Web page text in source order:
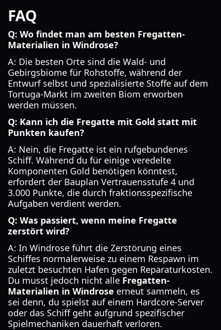
FAQ
Q: Wo findet man am besten Fregatten-
Materialien in Windrose?
A: Die besten Orte sind die Wald- und
Gebirgsbiome für Rohstoffe, während der
Entwurf selbst und spezialisierte Stoffe auf dem
Tortuga-Markt im zweiten Biom erworben
werden müssen.
Q: Kann ich die Fregatte mit Gold statt mit
Punkten kaufen?
A: Nein, die Fregatte ist ein rufgebundenes
Schiff. Während du für einige veredelte
Komponenten Gold benötigen könntest,
erfordert der Bauplan Vertrauensstufe 4 und
3.000 Punkte, die durch fraktionsspezifische
Aufgaben verdient werden.
Q: Was passiert, wenn meine Fregatte
zerstört wird?
A: In Windrose führt die Zerstörung eines
Schiffes normalerweise zu einem Respawn im
zuletzt besuchten Hafen gegen Reparaturkosten.
Du musst jedoch nicht alle Fregatten-
Materialien in Windrose erneut sammeln, es
sei denn, du spielst auf einem Hardcore-Server
oder das Schiff geht aufgrund spezifischer
Spielmechaniken dauerhaft verloren.